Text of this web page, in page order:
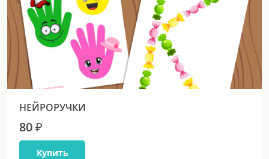
НЕЙРОРУЧКИ
80 ₽
Купить